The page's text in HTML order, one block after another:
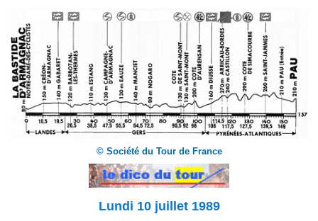
© Société du Tour de France
Lundi 10 juillet 1989